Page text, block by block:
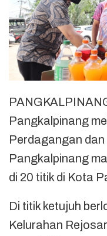
Pangkalpinang
Perdagangan
Pangkalpinang
di 20 titik di Kota
Di titik ketujuh
Kelurahan